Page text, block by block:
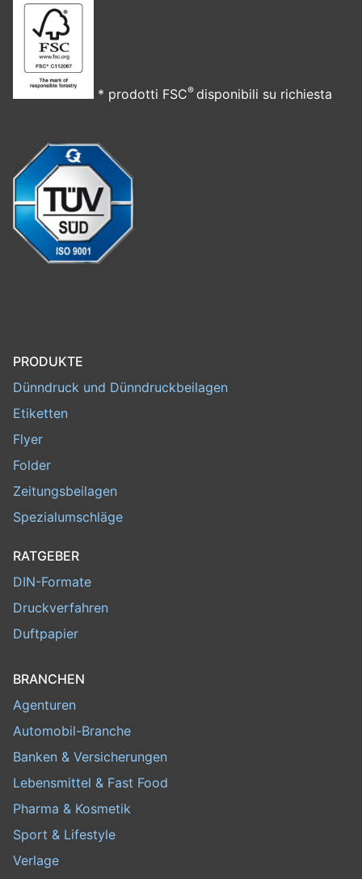
* prodotti FSC® disponibili su richiesta
PRODUKTE
Dünndruck und Dünndruckbeilagen
Etiketten
Flyer
Folder
Zeitungsbeilagen
Spezialumschläge
RATGEBER
DIN-Formate
Druckverfahren
Duftpapier
BRANCHEN
Agenturen
Automobil-Branche
Banken & Versicherungen
Lebensmittel & Fast Food
Pharma & Kosmetik
Sport & Lifestyle
Verlage